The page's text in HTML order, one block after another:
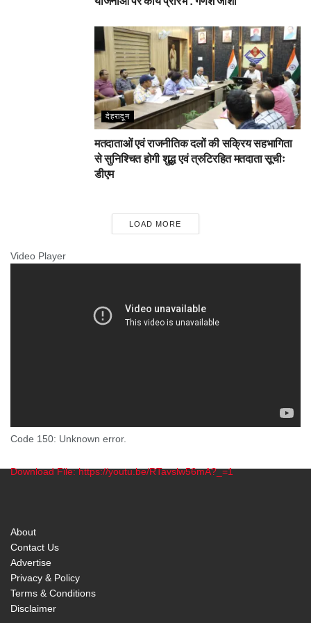
देहरादून
मतदाताओं एवं राजनीतिक दलों की सक्रिय सहभागिता
से सुनिश्चित होगी शुद्ध एवं त्रुटिरहित मतदाता सूचीः
डीएम
LOAD MORE
Video Player
Code 150: Unknown error.
Download File: https://youtu.be/RTavslw56mA?_=1
About
Contact Us
Advertise
Privacy & Policy
Terms & Conditions
Disclaimer